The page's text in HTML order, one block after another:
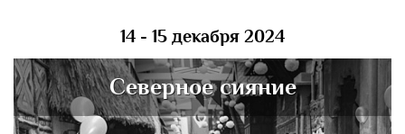
14 - 15 декабря 2024
Северное сияние